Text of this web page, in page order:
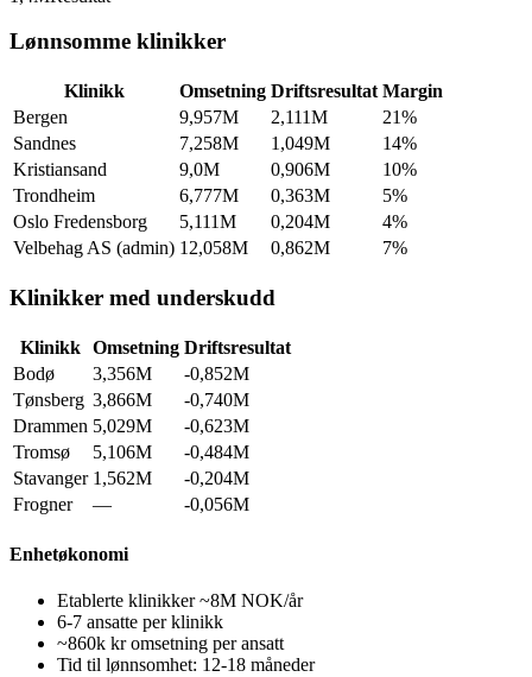
Lønnsomme klinikker
Klinikk Omsetning Driftsresultat Margin
Bergen
9,957M 2,111M
21%
Sandnes
7,258M 1,049M
14%
Kristiansand
9,0M 0,906M
10%
Trondheim
6,777M 0,363M
5%
Oslo Fredensborg
5,111M 0,204M
4%
Velbehag AS (admin) 12,058M 0,862M 7%
Klinikker med underskudd
Klinikk Omsetning Driftsresultat
Bodø
3,356M
-0,852M
Tønsberg 3,866M
-0,740M
Drammen 5,029M
-0,623M
Tromsø
5,106M
-0,484M
Stavanger 1,562M
-0,204M
Frogner
— -0,056M
Enhetøkonomi
Etablerte klinikker ~8M NOK/år
6-7 ansatte per klinikk
~860k kr omsetning per ansatt
Tid til lønnsomhet: 12-18 måneder